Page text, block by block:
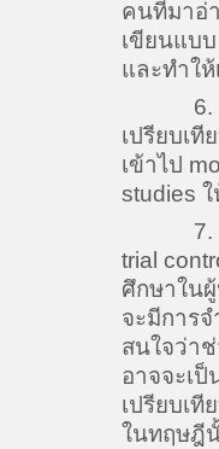
คนที่มาอ่
เขียนแบบ
และทำใ
6.
เปรียบเ
เข้าไป
studies
7.
trial
ศึกษาใน
จะมีการ
สนใจว่า
อาจจะเ
เปรียบเ
ในทฤษฎี